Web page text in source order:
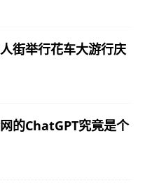
人街举行花车大游行庆
网的ChatGPT究竟是个